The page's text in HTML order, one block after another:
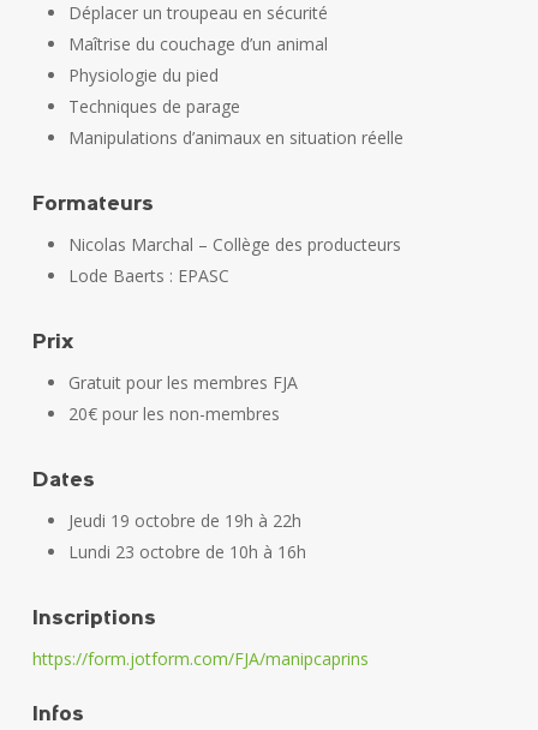
Déplacer un troupeau en sécurité
Maîtrise du couchage d’un animal
Physiologie du pied
Techniques de parage
Manipulations d’animaux en situation réelle
Formateurs
Nicolas Marchal – Collège des producteurs
Lode Baerts : EPASC
Prix
Gratuit pour les membres FJA
20€ pour les non-membres
Dates
Jeudi 19 octobre de 19h à 22h
Lundi 23 octobre de 10h à 16h
Inscriptions
https://form.jotform.com/FJA/manipcaprins
Infos